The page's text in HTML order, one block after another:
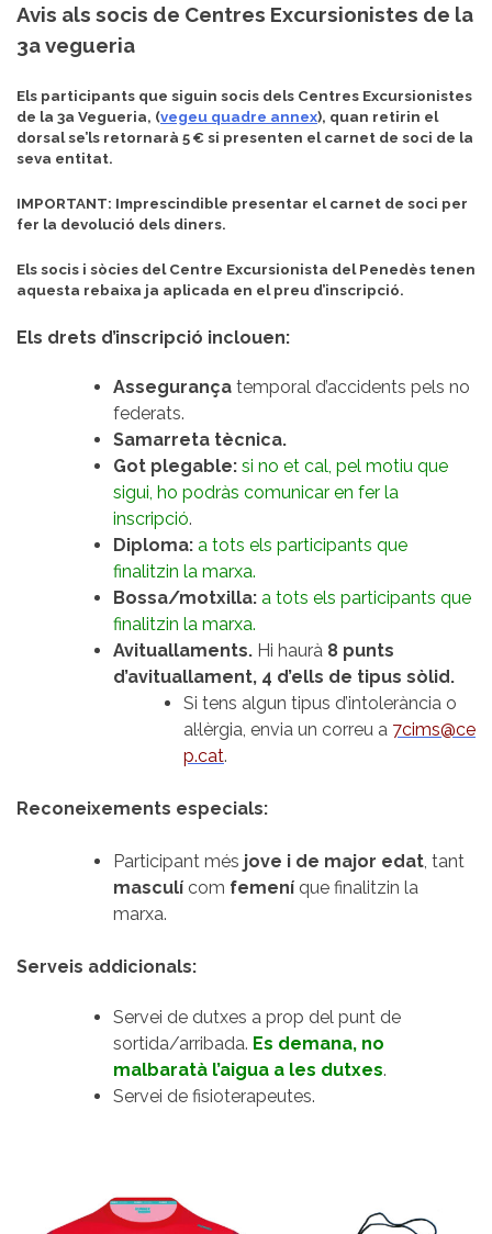
Avis als socis de Centres Excursionistes de la
3a vegueria
Els participants que siguin socis dels Centres Excursionistes
de la 3a Vegueria, (vegeu quadre annex), quan retirin el
dorsal se’ls retornarà 5 € si presenten el carnet de soci de la
seva entitat.
IMPORTANT: Imprescindible presentar el carnet de soci per
fer la devolució dels diners.
Els socis i sòcies del Centre Excursionista del Penedès tenen
aquesta rebaixa ja aplicada en el preu d’inscripció.
Els drets d’inscripció inclouen:
Assegurança temporal d’accidents pels no
federats.
Samarreta tècnica.
Got plegable: si no et cal, pel motiu que
sigui, ho podràs comunicar en fer la
inscripció.
Diploma: a tots els participants que
finalitzin la marxa.
Bossa/motxilla: a tots els participants que
finalitzin la marxa.
Avituallaments. Hi haurà 8 punts
d’avituallament, 4 d’ells de tipus sòlid.
Si tens algun tipus d’intolerància o
al·lèrgia, envia un correu a 7cims@ce
p.cat.
Reconeixements especials:
Participant més jove i de major edat, tant
masculí com femení que finalitzin la
marxa.
Serveis addicionals:
Servei de dutxes a prop del punt de
sortida/arribada. Es demana, no
malbaratà l’aigua a les dutxes.
Servei de fisioterapeutes.